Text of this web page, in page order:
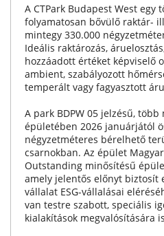
A CTPark Budapest West
folyamatosan bővülő raktár-
mintegy 330.000
Ideális raktározás,
hozzáadott értéket képviselő
ambient, szabályozott
temperált vagy fagyasztott
A park BDPW 05 jelzésű, több
épületében 2026 januárjától
négyzetméteres bérelhető
csarnokban. Az épület
Outstanding minősítésű
amely jelentős előnyt biztosít
vállalat ESG-vállalásai
van testre szabott, speciális
kialakítások megvalósítására